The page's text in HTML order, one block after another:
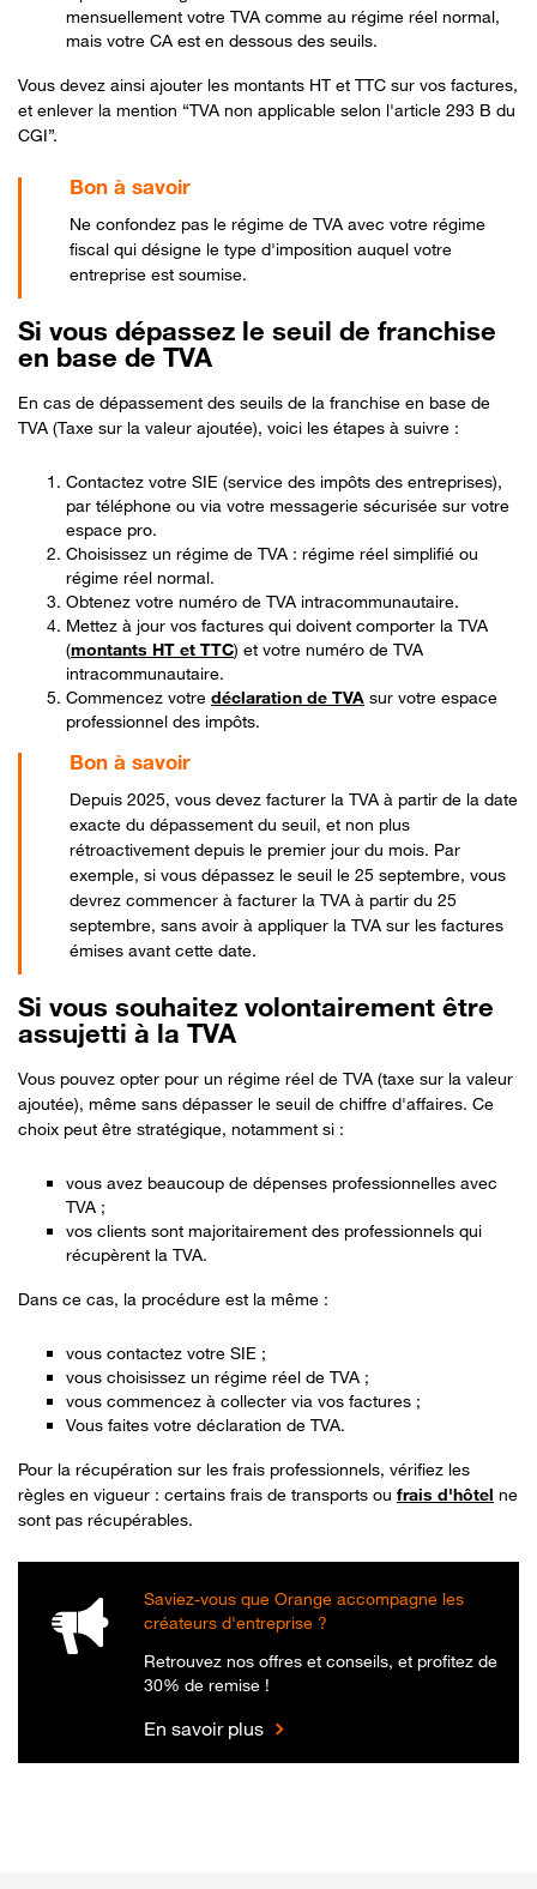
mensuellement votre TVA comme au régime réel normal,
mais votre CA est en dessous des seuils.
Vous devez ainsi ajouter les montants HT et TTC sur vos factures,
et enlever la mention “TVA non applicable selon l'article 293 B du
CGI”.
Ne confondez pas le régime de TVA avec votre régime
fiscal qui désigne le type d'imposition auquel votre
entreprise est soumise.
Si vous dépassez le seuil de franchise
en base de TVA
En cas de dépassement des seuils de la franchise en base de
TVA (Taxe sur la valeur ajoutée), voici les étapes à suivre :
Contactez votre SIE (service des impôts des entreprises),
par téléphone ou via votre messagerie sécurisée sur votre
espace pro.
Choisissez un régime de TVA : régime réel simplifié ou
régime réel normal.
Obtenez votre numéro de TVA intracommunautaire.
Mettez à jour vos factures qui doivent comporter la TVA
(montants HT et TTC) et votre numéro de TVA
intracommunautaire.
Commencez votre déclaration de TVA sur votre espace
professionnel des impôts.
Depuis 2025, vous devez facturer la TVA à partir de la date
exacte du dépassement du seuil, et non plus
rétroactivement depuis le premier jour du mois. Par
exemple, si vous dépassez le seuil le 25 septembre, vous
devrez commencer à facturer la TVA à partir du 25
septembre, sans avoir à appliquer la TVA sur les factures
émises avant cette date.
Si vous souhaitez volontairement être
assujetti à la TVA
Vous pouvez opter pour un régime réel de TVA (taxe sur la valeur
ajoutée), même sans dépasser le seuil de chiffre d'affaires. Ce
choix peut être stratégique, notamment si :
vous avez beaucoup de dépenses professionnelles avec
TVA ;
vos clients sont majoritairement des professionnels qui
récupèrent la TVA.
Dans ce cas, la procédure est la même :
vous contactez votre SIE ;
vous choisissez un régime réel de TVA ;
vous commencez à collecter via vos factures ;
Vous faites votre déclaration de TVA.
Pour la récupération sur les frais professionnels, vérifiez les
règles en vigueur : certains frais de transports ou frais d'hôtel ne
sont pas récupérables.
Saviez-vous que Orange accompagne les
créateurs d'entreprise ?
Retrouvez nos offres et conseils, et profitez de
30% de remise !
En savoir plus